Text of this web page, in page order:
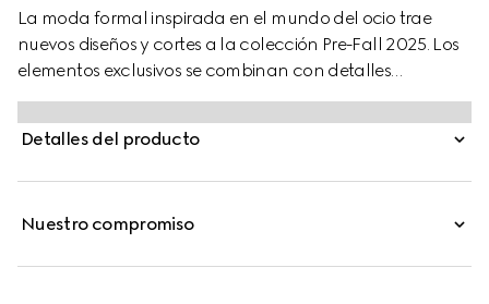
La moda formal inspirada en el mundo del ocio trae
nuevos diseños y cortes a la colección Pre-Fall 2025. Los
elementos exclusivos se combinan con detalles
refinados. Este traje se ha confeccionado en lana negra.
Detalles del producto
Nuestro compromiso